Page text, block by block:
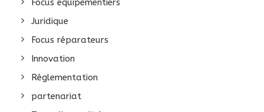
Focus équipementiers
Juridique
Focus réparateurs
Innovation
Réglementation
partenariat